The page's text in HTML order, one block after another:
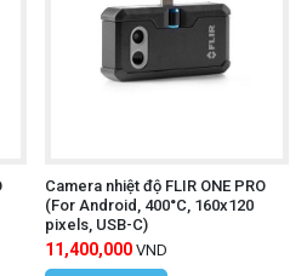
Camera nhiệt độ UNI-T
Camera nhiệt độ FLIR ONE PRO
(For Android, 400°C, 160x120
pixels, USB-C)
11,400,000 VND